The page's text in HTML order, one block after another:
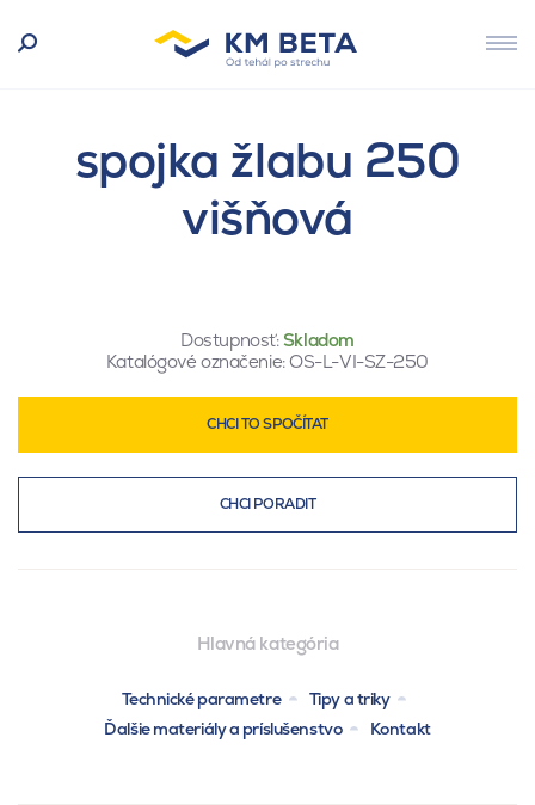
spojka žlabu 250
višňová
Dostupnosť:Skladom
Katalógové označenie:OS-L-VI-SZ-250
CHCI TO SPOČÍTAT
CHCI PORADIT
Hlavná kategória
Technické parametre
Tipy a triky
Ďalšie materiály a príslušenstvo
Kontakt